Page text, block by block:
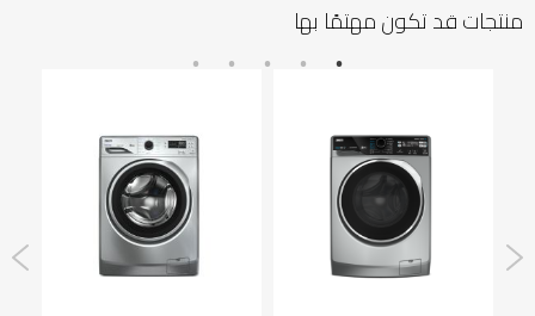
منتجات قد تكون مهتمًا بها